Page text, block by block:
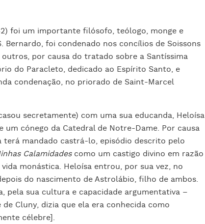
foi um importante filósofo, teólogo, monge e
Bernardo, foi condenado nos concílios de Soissons
outros, por causa do tratado sobre a Santíssima
do Paracleto, dedicado ao Espírito Santo, e
condenação, no priorado de Saint-Marcel
secretamente) com uma sua educanda, Heloísa
um cónego da Catedral de Notre-Dame. Por causa
terá mandado castrá-lo, episódio descrito pelo
Calamidadescomo um castigo divino em razão
monástica. Heloísa entrou, por sua vez, no
do nascimento de Astrolábio, filho de ambos.
pela sua cultura e capacidade argumentativa –
de Cluny, dizia que ela era conhecida como
célebre].